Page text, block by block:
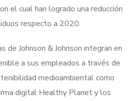
el cual han logrado una reducción
respecto a 2020.
de Johnson & Johnson integran en
a sus empleados a través de
medioambiental como
digital Healthy Planet y los